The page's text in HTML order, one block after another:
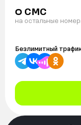
0 СМС
на остальные
Безлимитный